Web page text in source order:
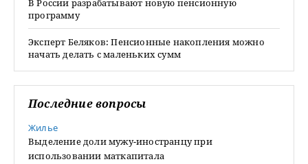
В России разрабатывают новую пенсионную
программу
Эксперт Беляков: Пенсионные накопления можно
начать делать с маленьких сумм
Последние вопросы
Жилье
Выделение доли мужу-иностранцу при
использовании маткапитала